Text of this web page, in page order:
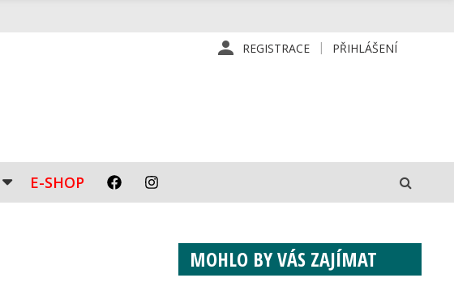
REGISTRACE PŘIHLÁŠENÍ
E-SHOP
MOHLO BY VÁS ZAJÍMAT